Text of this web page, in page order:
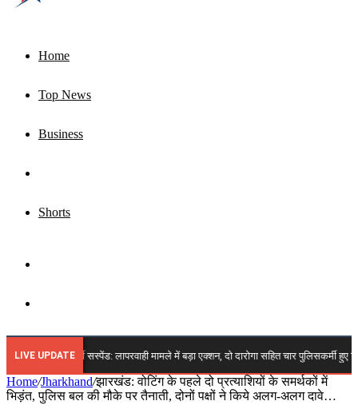
Home
Top News
Business
Shorts
for
LIVE UPDATE
पुलिसकर्मी सस्पेंड: लापरवाही मामले में बड़ा एक्शन, दो दारोगा सहित चार पुलिसकर्मी हुए निलंबित,
Home/Jharkhand/झारखंड: वोटिंग के पहले दो प्रत्याशियों के समर्थकों में
भिड़ंत, पुलिस बल की मौके पर तैनाती, दोनों पक्षों ने किये अलग-अलग दावे…